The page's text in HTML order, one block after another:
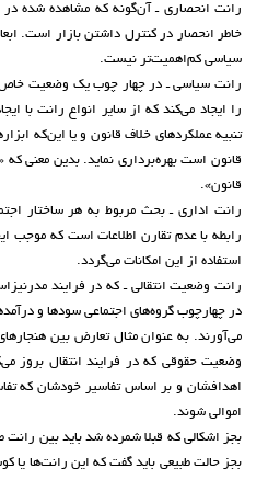
رانت انحصاری ـ آن‌گونه که مشاهده شده در
خاطر انحصار در کنترل داشتن بازار است.
سیاسی کم‌اهمیت‌تر نیست.
رانت سیاسی ـ در چهار چوب یک وضعیت خاص
را ایجاد می‌کند که از سایر انواع رانت با
تنبیه عملکردهای خلاف قانون و یا این‌که
قانون است بهره‌برداری نماید. بدین معنی
قانون».
رانت اداری ـ بحث مربوط به هر ساختار
رابطه با عدم تقارن اطلاعات است که موجب
استفاده از این امکانات می‌گردد.
رانت وضعیت انتقالی ـ که در فرایند
در چهارچوب گروه‌های اجتماعی سودها و
می‌آورند. به عنوان مثال تعارض بین
وضعیت حقوقی که در فرایند انتقال بروز
اهدافشان و بر اساس تفاسیر خودشان که
اموالی شوند.
بجز اشکالی که قبلا شمرده شد باید بین
بجز حالت طبیعی باید گفت که این رانت‌ها یا